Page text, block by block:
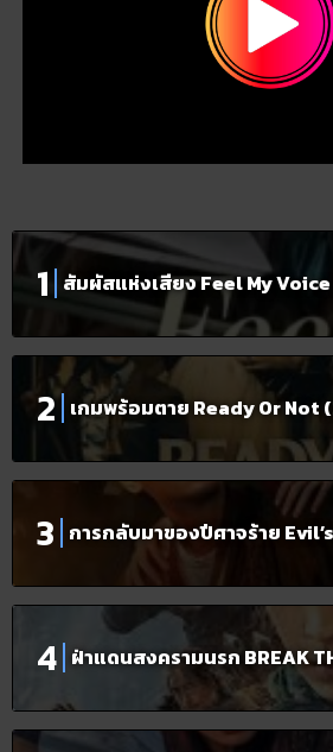
สัมผัสแห่งเสียง Feel My
เกมพร้อมตาย Ready Or Not
การกลับมาของปีศาจร้าย
ฝ่าแดนสงครามนรก BREAK